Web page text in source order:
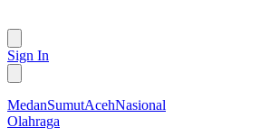
Sign In
MedanSumutAcehNasional
Olahraga